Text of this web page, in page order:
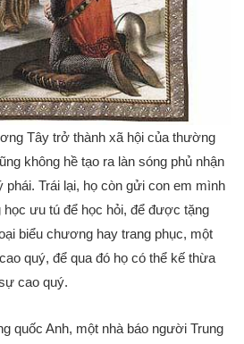
Tây trở thành xã hội của thường
không hề tạo ra làn sóng phủ nhận
phái. Trái lại, họ còn gửi con em mình
ưu tú để học hỏi, để được tặng
biểu chương hay trang phục, một
quý, để qua đó họ có thể kế thừa
cao quý.
quốc Anh, một nhà báo người Trung